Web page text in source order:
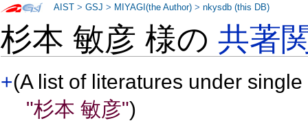
杉本 敏彦 様の共著
+(A list of literatures under
"杉本 敏彦")
AIST >GSJ > MIYAGI(the Author) >nkysdb (this DB)